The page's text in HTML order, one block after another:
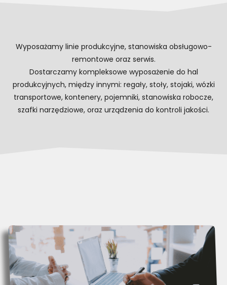
Wyposażamy linie produkcyjne, stanowiska obsługowo-
remontowe oraz serwis.
Dostarczamy kompleksowe wyposażenie do hal
produkcyjnych, między innymi: regały, stoły, stojaki, wózki
transportowe, kontenery, pojemniki, stanowiska robocze,
szafki narzędziowe, oraz urządzenia do kontroli jakości.